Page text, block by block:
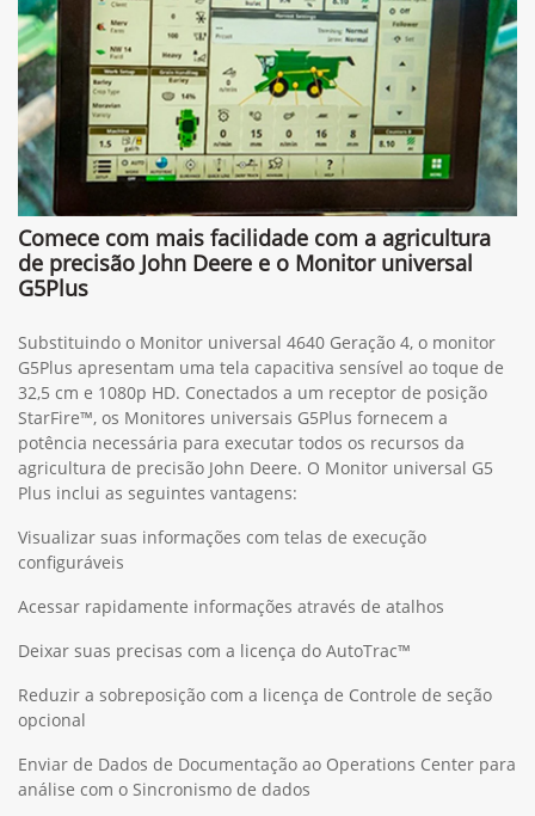
Comece com mais facilidade com a agricultura
de precisão John Deere e o Monitor universal
G5Plus
Substituindo o Monitor universal 4640 Geração 4, o monitor
G5Plus apresentam uma tela capacitiva sensível ao toque de
32,5 cm e 1080p HD. Conectados a um receptor de posição
StarFire™, os Monitores universais G5Plus fornecem a
potência necessária para executar todos os recursos da
agricultura de precisão John Deere. O Monitor universal G5
Plus inclui as seguintes vantagens:
Visualizar suas informações com telas de execução
configuráveis
Acessar rapidamente informações através de atalhos
Deixar suas precisas com a licença do AutoTrac™
Reduzir a sobreposição com a licença de Controle de seção
opcional
Enviar de Dados de Documentação ao Operations Center para
análise com o Sincronismo de dados